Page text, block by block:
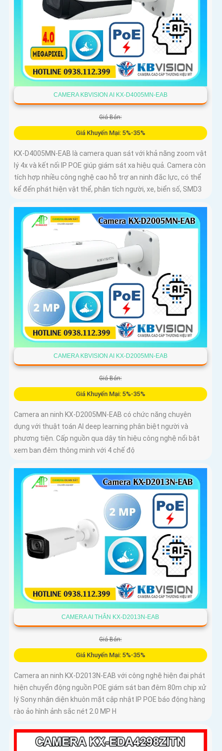
CAMERA KBVISION AI KX-D4005MN-EAB
Giá Bán:
Giá Khuyến Mại: 5%-35%
KX-D4005MN-EAB là camera quan sát với khả năng zoom vật
lý 4x và kết nối IP POE giúp giám sát xa hiệu quả. Camera còn
tích hợp nhiều công nghệ cao hỗ trợ an ninh đắc lực, có thể
kể đến phát hiện vật thể, phân tích người, xe, biển số, SMD3
CAMERA KBVISION AI KX-D2005MN-EAB
Giá Bán:
Giá Khuyến Mại: 5%-35%
Camera an ninh KX-D2005MN-EAB có chức năng chuyên
dụng với thuật toán AI deep learning phân biệt người và
phương tiện. Cấp nguồn qua dây tín hiệu công nghệ nổi bật
xem ban đêm thông minh với 4 chế độ
CAMERA AI THÂN KX-D2013N-EAB
Giá Bán:
Giá Khuyến Mại: 5%-35%
Camera an ninh KX-D2013N-EAB với công nghệ hiện đại phát
hiện chuyển động nguồn POE giám sát ban đêm 80m chip xử
lý Sony nhận diện khuôn mặt cập nhật IP POE báo động hàng
rào ảo hình ảnh sắc nét 2.0 MP H